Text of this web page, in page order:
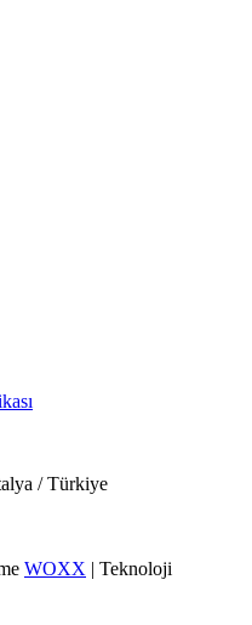
/ Türkiye
WOXX | Teknoloji